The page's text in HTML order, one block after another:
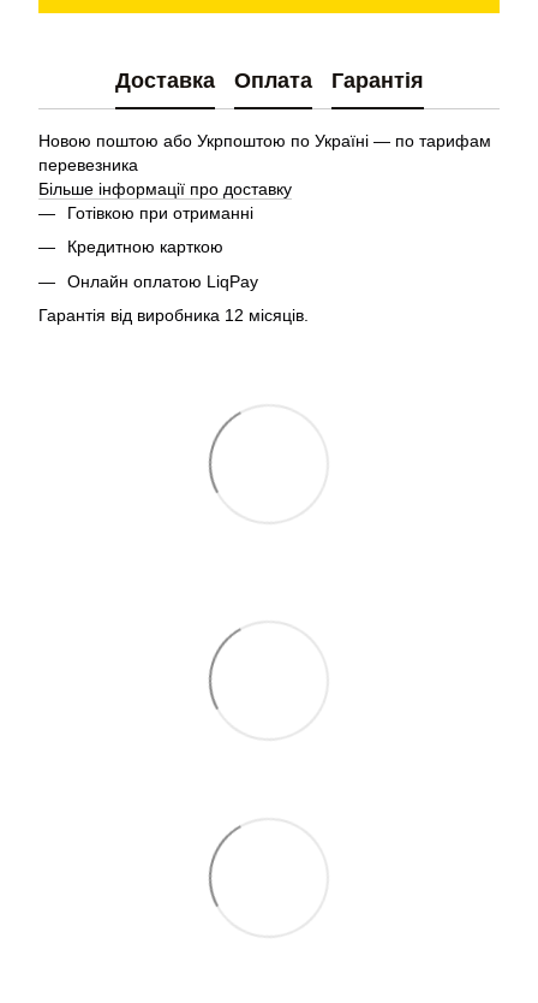
Доставка Оплата Гарантія
Новою поштою або Укрпоштою по Україні — по тарифам
перевезника
Більше інформації про доставку
Готівкою при отриманні
Кредитною карткою
Онлайн оплатою LiqPay
Гарантія від виробника 12 місяців.